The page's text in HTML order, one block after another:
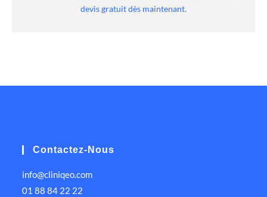
devis gratuit dès maintenant.
Contactez-Nous
info@cliniqeo.com
01 88 84 22 22